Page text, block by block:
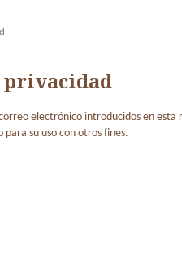
privacidad
electrónico introducidos en
su uso con otros fines.